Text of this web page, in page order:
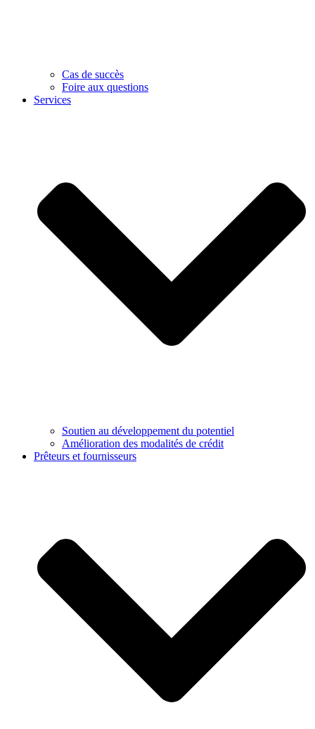
Cas de succès
Foire aux questions
Services
Soutien au développement du potentiel
Amélioration des modalités de crédit
Prêteurs et fournisseurs